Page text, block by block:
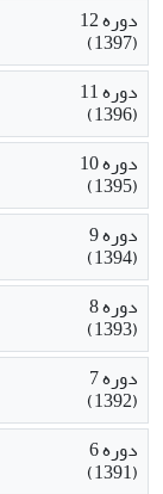
دوره 12
(1397)
دوره 11
(1396)
دوره 10
(1395)
دوره 9
(1394)
دوره 8
(1393)
دوره 7
(1392)
دوره 6
(1391)